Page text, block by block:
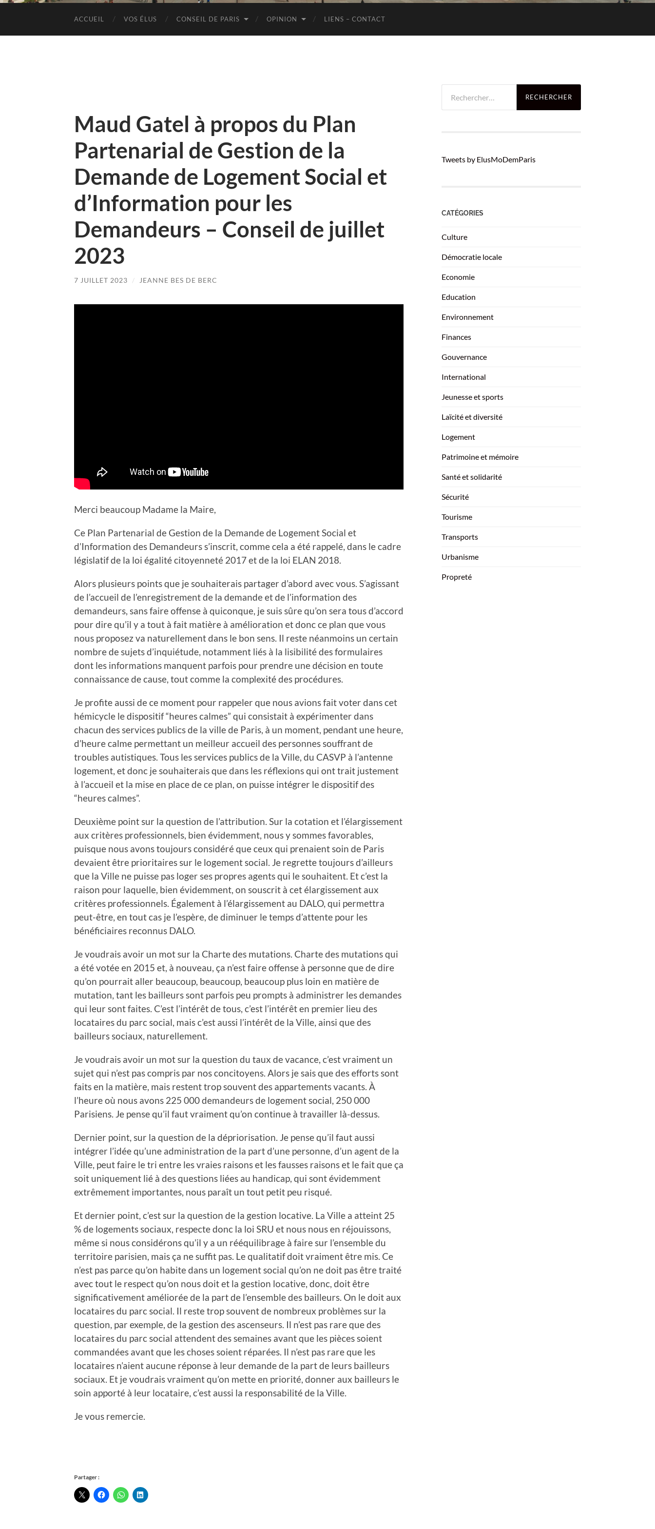
Paris
ACCUEIL VOS ÉLUS CONSEIL DE PARIS OPINION LIENS – CONTACT
Maud Gatel à propos du Plan
Partenarial de Gestion de la
Demande de Logement Social et
d’Information pour les
Demandeurs – Conseil de juillet
2023
7 JUILLET 2023 / JEANNE BES DE BERC
Merci beaucoup Madame la Maire,
Ce Plan Partenarial de Gestion de la Demande de Logement Social et
d’Information des Demandeurs s’inscrit, comme cela a été rappelé, dans le cadre
législatif de la loi égalité citoyenneté 2017 et de la loi ELAN 2018.
Alors plusieurs points que je souhaiterais partager d’abord avec vous. S’agissant
de l’accueil de l’enregistrement de la demande et de l’information des
demandeurs, sans faire offense à quiconque, je suis sûre qu’on sera tous d’accord
pour dire qu’il y a tout à fait matière à amélioration et donc ce plan que vous
nous proposez va naturellement dans le bon sens. Il reste néanmoins un certain
nombre de sujets d’inquiétude, notamment liés à la lisibilité des formulaires
dont les informations manquent parfois pour prendre une décision en toute
connaissance de cause, tout comme la complexité des procédures.
Je profite aussi de ce moment pour rappeler que nous avions fait voter dans cet
hémicycle le dispositif “heures calmes” qui consistait à expérimenter dans
chacun des services publics de la ville de Paris, à un moment, pendant une heure,
d’heure calme permettant un meilleur accueil des personnes souffrant de
troubles autistiques. Tous les services publics de la Ville, du CASVP à l’antenne
logement, et donc je souhaiterais que dans les réflexions qui ont trait justement
à l’accueil et la mise en place de ce plan, on puisse intégrer le dispositif des
“heures calmes”.
Deuxième point sur la question de l’attribution. Sur la cotation et l’élargissement
aux critères professionnels, bien évidemment, nous y sommes favorables,
puisque nous avons toujours considéré que ceux qui prenaient soin de Paris
devaient être prioritaires sur le logement social. Je regrette toujours d’ailleurs
que la Ville ne puisse pas loger ses propres agents qui le souhaitent. Et c’est la
raison pour laquelle, bien évidemment, on souscrit à cet élargissement aux
critères professionnels. Également à l’élargissement au DALO, qui permettra
peut-être, en tout cas je l’espère, de diminuer le temps d’attente pour les
bénéficiaires reconnus DALO.
Je voudrais avoir un mot sur la Charte des mutations. Charte des mutations qui
a été votée en 2015 et, à nouveau, ça n’est faire offense à personne que de dire
qu’on pourrait aller beaucoup, beaucoup, beaucoup plus loin en matière de
mutation, tant les bailleurs sont parfois peu prompts à administrer les demandes
qui leur sont faites. C’est l’intérêt de tous, c’est l’intérêt en premier lieu des
locataires du parc social, mais c’est aussi l’intérêt de la Ville, ainsi que des
bailleurs sociaux, naturellement.
Je voudrais avoir un mot sur la question du taux de vacance, c’est vraiment un
sujet qui n’est pas compris par nos concitoyens. Alors je sais que des efforts sont
faits en la matière, mais restent trop souvent des appartements vacants. À
l’heure où nous avons 225 000 demandeurs de logement social, 250 000
Parisiens. Je pense qu’il faut vraiment qu’on continue à travailler là-dessus.
Dernier point, sur la question de la dépriorisation. Je pense qu’il faut aussi
intégrer l’idée qu’une administration de la part d’une personne, d’un agent de la
Ville, peut faire le tri entre les vraies raisons et les fausses raisons et le fait que ça
soit uniquement lié à des questions liées au handicap, qui sont évidemment
extrêmement importantes, nous paraît un tout petit peu risqué.
Et dernier point, c’est sur la question de la gestion locative. La Ville a atteint 25
% de logements sociaux, respecte donc la loi SRU et nous nous en réjouissons,
même si nous considérons qu’il y a un rééquilibrage à faire sur l’ensemble du
territoire parisien, mais ça ne suffit pas. Le qualitatif doit vraiment être mis. Ce
n’est pas parce qu’on habite dans un logement social qu’on ne doit pas être traité
avec tout le respect qu’on nous doit et la gestion locative, donc, doit être
significativement améliorée de la part de l’ensemble des bailleurs. On le doit aux
locataires du parc social. Il reste trop souvent de nombreux problèmes sur la
question, par exemple, de la gestion des ascenseurs. Il n’est pas rare que des
locataires du parc social attendent des semaines avant que les pièces soient
commandées avant que les choses soient réparées. Il n’est pas rare que les
locataires n’aient aucune réponse à leur demande de la part de leurs bailleurs
sociaux. Et je voudrais vraiment qu’on mette en priorité, donner aux bailleurs le
soin apporté à leur locataire, c’est aussi la responsabilité de la Ville.
Je vous remercie.
Partager :
Tweets by ElusMoDemParis
CATÉGORIES
Culture
Démocratie locale
Economie
Education
Environnement
Finances
Gouvernance
International
Jeunesse et sports
Laïcité et diversité
Logement
Patrimoine et mémoire
Santé et solidarité
Sécurité
Tourisme
Transports
Urbanisme
Propreté